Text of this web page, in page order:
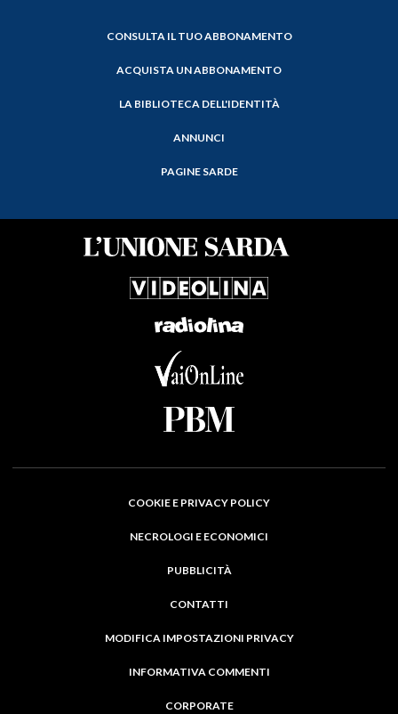
CONSULTA IL TUO ABBONAMENTO
ACQUISTA UN ABBONAMENTO
LA BIBLIOTECA DELL'IDENTITÀ
ANNUNCI
PAGINE SARDE
COOKIE E PRIVACY POLICY
NECROLOGI E ECONOMICI
PUBBLICITÀ
CONTATTI
MODIFICA IMPOSTAZIONI PRIVACY
INFORMATIVA COMMENTI
CORPORATE